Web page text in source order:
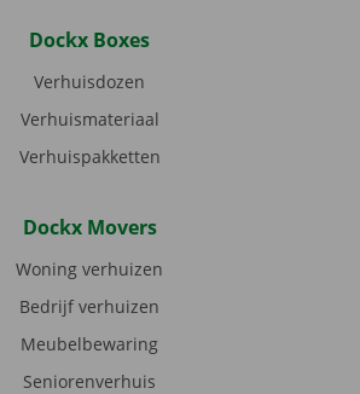
Dockx Boxes
Verhuisdozen
Verhuismateriaal
Verhuispakketten
Dockx Movers
Woning verhuizen
Bedrijf verhuizen
Meubelbewaring
Seniorenverhuis